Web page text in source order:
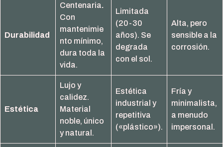
Durabilidad
Centenaria.
Con
mantenimie
nto mínimo,
dura toda la
vida.
Limitada
(20-30
años). Se
degrada
con el sol.
Alta, pero
sensible a la
corrosión.
Estética
Lujo y
calidez.
Material
noble, único
y natural.
Estética
industrial y
repetitiva
(«plástico»).
Fría y
minimalista,
a menudo
impersonal.